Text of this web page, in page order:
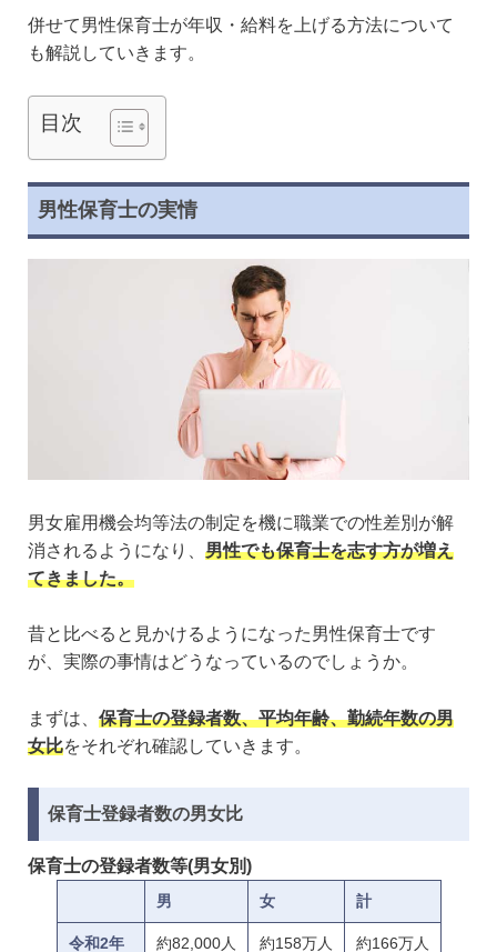
併せて男性保育士が年収・給料を上げる方法について
も解説していきます。
目次
男性保育士の実情
男女雇用機会均等法の制定を機に職業での性差別が解
消されるようになり、 男性でも保育士を志す方が増え
てきました。
昔と比べると見かけるようになった男性保育士です
が、実際の事情はどうなっているのでしょうか。
まずは、 保育士の登録者数、平均年齢、勤続年数の男
女比をそれぞれ確認していきます。
保育士登録者数の男女比
保育士の登録者数等(男女別)
男 女 計
令和2年 約82,000人 約158万人 約166万人